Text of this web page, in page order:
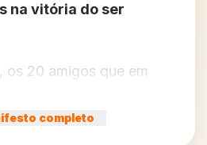
na vitória do ser
os 20 amigos que em
se e hoje formam o
completo